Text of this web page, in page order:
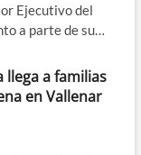
Ejecutivo del
a parte de su…
a familias
en Vallenar